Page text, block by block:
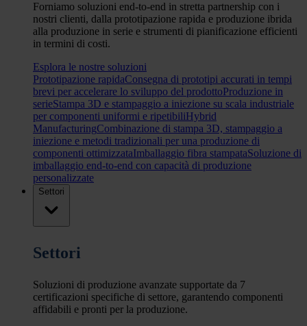
Forniamo soluzioni end-to-end in stretta partnership con i
nostri clienti, dalla prototipazione rapida e produzione ibrida
alla produzione in serie e strumenti di pianificazione efficienti
in termini di costi.
Esplora le nostre soluzioni
Prototipazione rapidaConsegna di prototipi accurati in tempi
brevi per accelerare lo sviluppo del prodottoProduzione in
serieStampa 3D e stampaggio a iniezione su scala industriale
per componenti uniformi e ripetibiliHybrid
ManufacturingCombinazione di stampa 3D, stampaggio a
iniezione e metodi tradizionali per una produzione di
componenti ottimizzataImballaggio fibra stampataSoluzione di
imballaggio end-to-end con capacità di produzione
personalizzate
Settori
Settori
Soluzioni di produzione avanzate supportate da 7
certificazioni specifiche di settore, garantendo componenti
affidabili e pronti per la produzione.